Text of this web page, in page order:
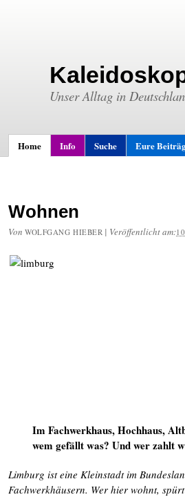
Unser Alltag in
Home Info Suche Eure
Wohnen
Von WOLFGANG HIEBER | Veröffentlicht am:
Im Fachwerkhaus, Hochhaus,
wem gefällt was? Und wer zahlt
Limburg ist eine Kleinstadt im
Fachwerkhäusern. Wer hier wohnt,